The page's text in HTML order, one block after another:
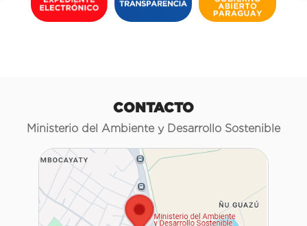
CONTACTO
Ministerio del Ambiente y Desarrollo Sostenible